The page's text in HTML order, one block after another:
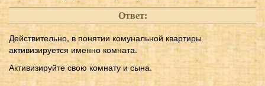
Ответ:
Действительно, в понятии комунальной квартиры
активизируется именно комната.
Активизируйте свою комнату и сына.